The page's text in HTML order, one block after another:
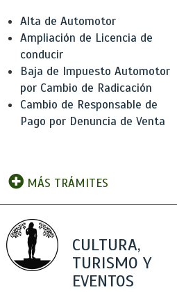
Alta de Automotor
Ampliación de Licencia de
conducir
Baja de Impuesto Automotor
por Cambio de Radicación
Cambio de Responsable de
Pago por Denuncia de Venta
MÁS TRÁMITES
CULTURA,
TURISMO Y
EVENTOS